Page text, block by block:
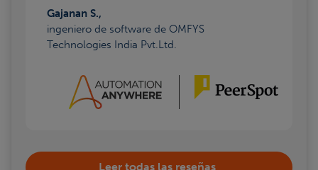
Gajanan S.,
ingeniero de software de OMFYS
Technologies India Pvt.Ltd.
Leer todas las reseñas